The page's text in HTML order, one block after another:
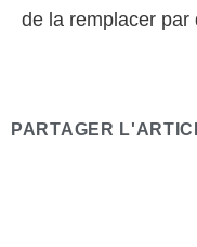
de la remplacer par
PARTAGER